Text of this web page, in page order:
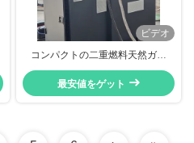
ビデオ
コンパクトの二重燃料天然ガス
CHP 組み合わせた熱と電力システ
ム 20kw 25kva 低ガス入口圧力
最安値をゲット